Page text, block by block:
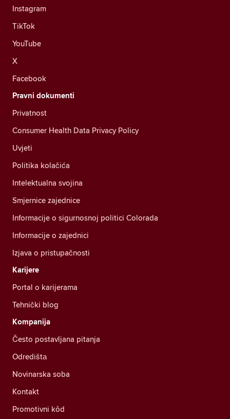
Instagram
TikTok
YouTube
X
Facebook
Pravni dokumenti
Privatnost
Consumer Health Data Privacy Policy
Uvjeti
Politika kolačića
Intelektualna svojina
Smjernice zajednice
Informacije o sigurnosnoj politici Colorada
Informacije o zajednici
Izjava o pristupačnosti
Karijere
Portal o karijerama
Tehnički blog
Kompanija
Često postavljana pitanja
Odredištа
Novinarska soba
Kontakt
Promotivni kôd